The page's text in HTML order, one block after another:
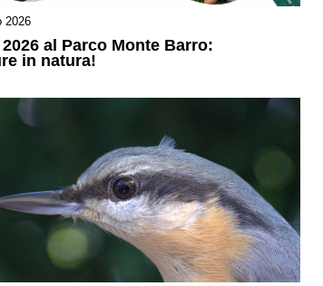
2026
al Parco Monte Barro:
in natura!